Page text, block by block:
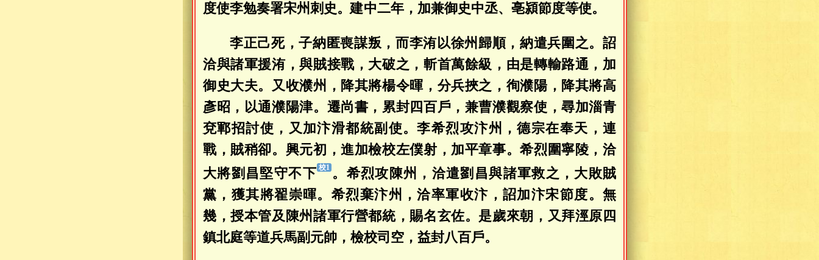
度使李勉奏署宋州刺史。建中二年，加兼御史中丞、亳潁節度等使。
李正己死，子納匿喪謀叛，而李洧以徐州歸順，納遣兵圍之。詔
洽與諸軍援洧，與賊接戰，大破之，斬首萬餘級，由是轉輸路通，加
御史大夫。又收濮州，降其將楊令暉，分兵挾之，徇濮陽，降其將高
彥昭，以通濮陽津。遷尚書，累封四百戶，兼曹濮觀察使，尋加淄青
兗鄆招討使，又加汴滑都統副使。李希烈攻汴州，德宗在奉天，連
戰，賊稍卻。興元初，進加檢校左僕射，加平章事。希烈圍寧陵，洽
大將劉昌堅守不下
。希烈攻陳州，洽遣劉昌與諸軍救之，大敗賊
黨，獲其將翟崇暉。希烈棄汴州，洽率軍收汴，詔加汴宋節度。無
幾，授本管及陳州諸軍行營都統，賜名玄佐。是歲來朝，又拜涇原四
鎮北庭等道兵馬副元帥，檢校司空，益封八百戶。